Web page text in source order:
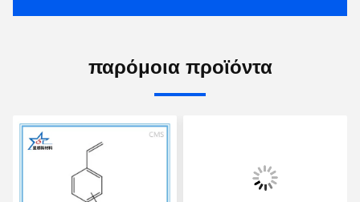
παρόμοια προϊόντα